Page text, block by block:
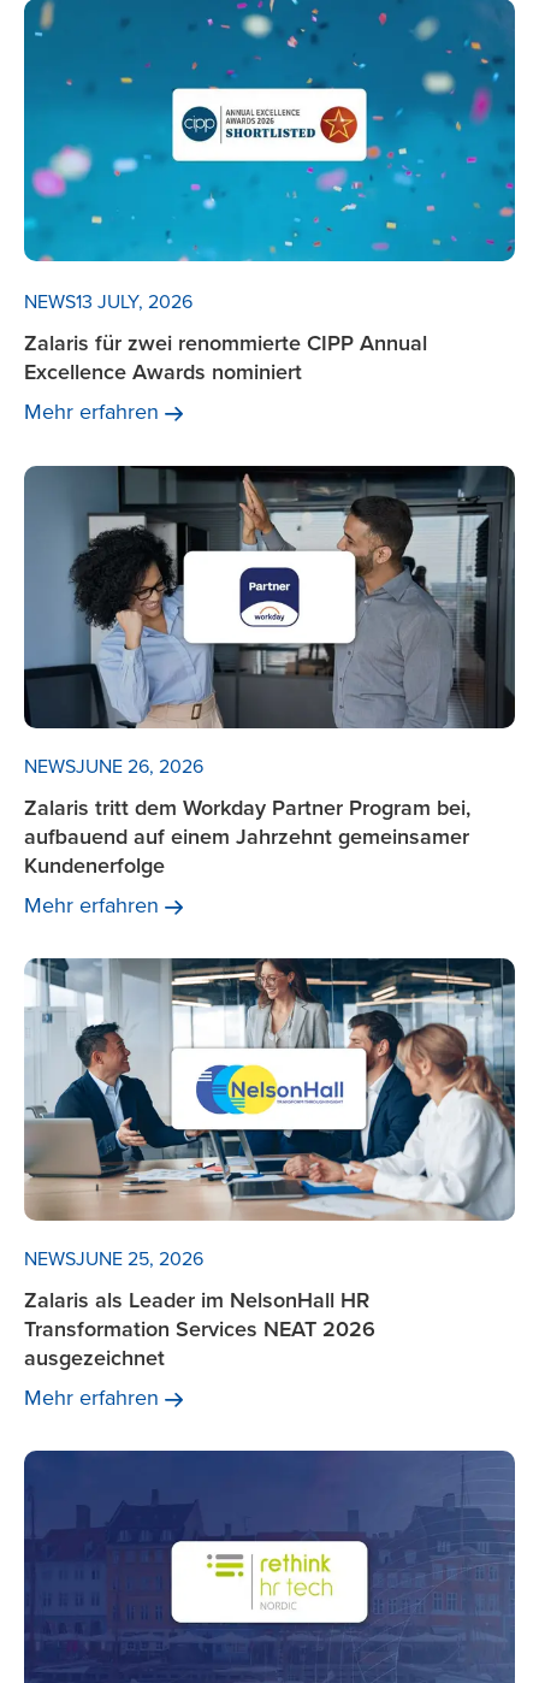
NEWS13 JULY, 2026
Zalaris für zwei renommierte CIPP Annual
Excellence Awards nominiert
Mehr erfahren
NEWSJUNE 26, 2026
Zalaris tritt dem Workday Partner Program bei,
aufbauend auf einem Jahrzehnt gemeinsamer
Kundenerfolge
Mehr erfahren
NEWSJUNE 25, 2026
Zalaris als Leader im NelsonHall HR
Transformation Services NEAT 2026
ausgezeichnet
Mehr erfahren